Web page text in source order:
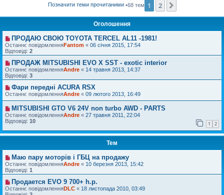
Позначити теми прочитаними•68 тем 1 2
Оголошення
ПРОДАЮ СВОЮ TOYOTA TERCEL AL11 -1981!
Останнє повідомленняFantom « 06 січня 2015, 17:54
Відповіді: 2
ПРОДАЖ MITSUBISHI EVO X SST - exotic interior
Останнє повідомленняAndre « 14 травня 2013, 14:37
Відповіді: 3
Фари передні ACURA RSX
Останнє повідомленняAndre « 09 лютого 2013, 16:49
MITSUBISHI GTO V6 24V non turbo AWD - PARTS
Останнє повідомленняAndre « 27 травня 2011, 22:04
Відповіді: 10 1 2
Тем
Маю пару моторів і ГБЦ на продажу
Останнє повідомленняAndre « 10 березня 2013, 15:42
Відповіді: 1
Продается EVO 9 700+ h.p.
Останнє повідомленняDLC « 18 листопада 2010, 03:49